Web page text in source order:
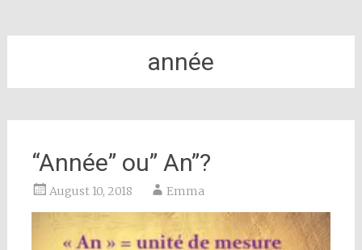
année
“Année” ou” An”?
August 10, 2018 Emma